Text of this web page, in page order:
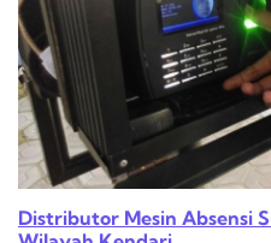
Distributor Mesin Absensi